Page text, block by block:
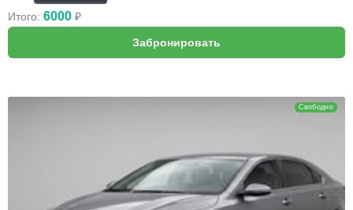
Итого: 6000 ₽
Свободно